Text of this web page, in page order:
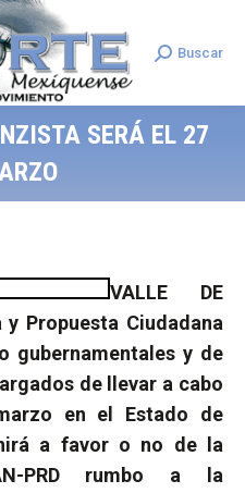
Search:
Buscar
SERÁ EL 27
VALLE DE
y Propuesta Ciudadana
gubernamentales y de
de llevar a cabo
en el Estado de
a favor o no de la
PRD rumbo a la